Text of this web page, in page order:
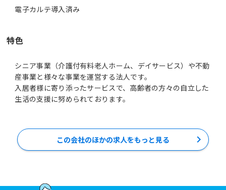
電子カルテ導入済み
特色
シニア事業（介護付有料老人ホーム、デイサービス）や不動
産事業と様々な事業を運営する法人です。
入居者様に寄り添ったサービスで、高齢者の方々の自立した
この会社のほかの求人をもっと見る